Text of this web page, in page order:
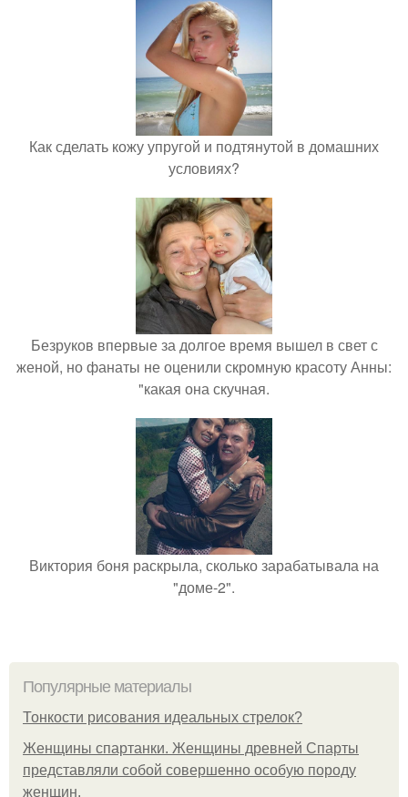
Как сделать кожу упругой и подтянутой в домашних
условиях?
Безруков впервые за долгое время вышел в свет с
женой, но фанаты не оценили скромную красоту Анны:
"какая она скучная.
Виктория боня раскрыла, сколько зарабатывала на
"доме-2".
Популярные материалы
Тонкости рисования идеальных стрелок?
Женщины спартанки. Женщины древней Спарты
представляли собой совершенно особую породу
женщин.